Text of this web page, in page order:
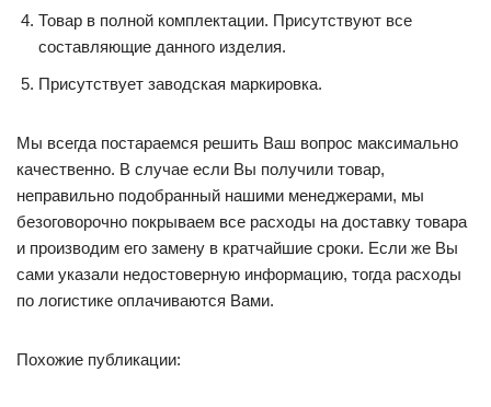
Товар в полной комплектации. Присутствуют все
составляющие данного изделия.
Присутствует заводская маркировка.
Мы всегда постараемся решить Ваш вопрос максимально
качественно. В случае если Вы получили товар,
неправильно подобранный нашими менеджерами, мы
безоговорочно покрываем все расходы на доставку товара
и производим его замену в кратчайшие сроки. Если же Вы
сами указали недостоверную информацию, тогда расходы
по логистике оплачиваются Вами.
Похожие публикации: